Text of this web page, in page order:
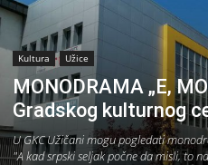
Kultura Užice
MONODRAMA „E,
Gradskog kulturnog
U GKC Užičani mogu pogledati
"A kad srpski seljak počne da misli, to